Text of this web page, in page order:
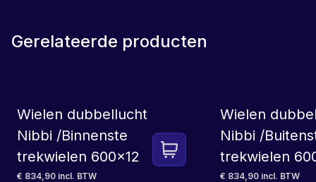
Gerelateerde producten
Wielen dubbellucht
Nibbi /Binnenste
trekwielen 600x12
€ 834,90 incl. BTW
Wielen
Nibbi /
trekwielen
€ 834,90 incl. BTW